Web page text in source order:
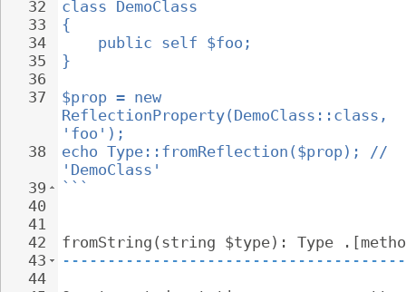
32
33
34
35
36
37
38
39
40
41
42
43
44
class DemoClass
{
public self $foo;
}
$prop = new
ReflectionProperty(DemoClass::class,
'foo');
echo Type::fromReflection($prop); //
'DemoClass'
```
fromString(string $type): Type